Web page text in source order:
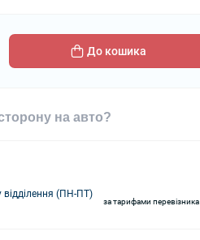
До кошика
на авто?
(ПН-ПТ)
за тарифами перевізника